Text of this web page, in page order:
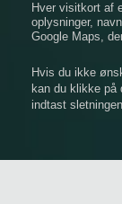
Hver visitkort af
oplysninger,
Google Maps,
Hvis du ikke
kan du klikke på
indtast